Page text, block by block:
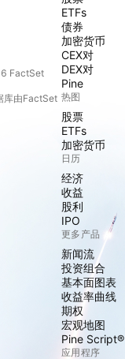
FactSet
库由FactSet
ETFs
债券
加密货币
CEX对
DEX对
Pine
热图
股票
ETFs
加密货币
日历
经济
收益
股利
IPO
更多产品
新闻流
投资组合
基本面图表
收益率曲线
期权
宏观地图
Pine Script®
应用程序